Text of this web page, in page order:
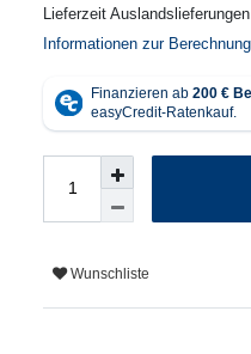
Lieferzeit
Informationen zur
Wunschliste